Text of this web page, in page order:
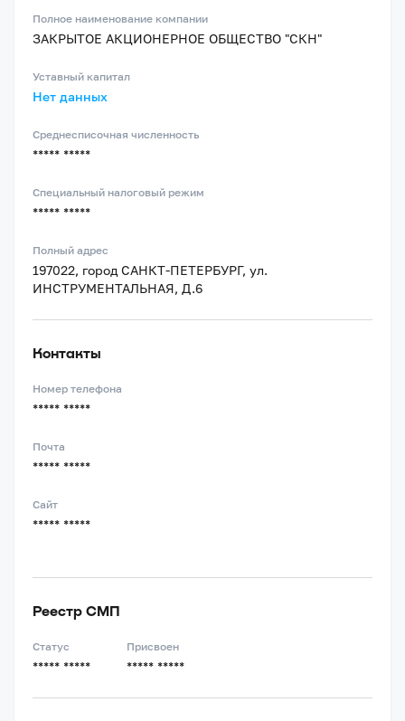
Полное наименование компании
ЗАКРЫТОЕ АКЦИОНЕРНОЕ ОБЩЕСТВО "СКН"
Уставный капитал
Нет данных
Среднесписочная численность
***** *****
Специальный налоговый режим
***** *****
Полный адрес
197022, город САНКТ-ПЕТЕРБУРГ, ул.
ИНСТРУМЕНТАЛЬНАЯ, Д.6
Контакты
Номер телефона
***** *****
Почта
***** *****
Сайт
***** *****
Реестр СМП
Статус
***** *****
Присвоен
***** *****